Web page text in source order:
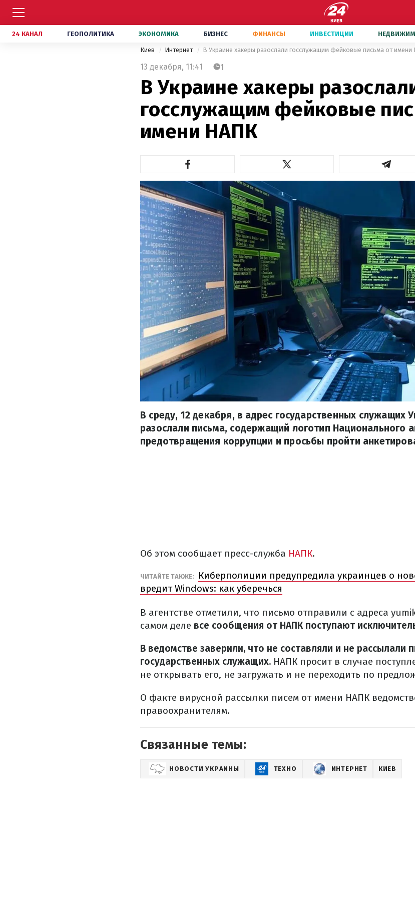
24 КАНАЛ ГЕОПОЛИТИКА ЭКОНОМИКА БИЗНЕС ФИНАНСЫ ИНВЕСТИЦИИ
Киев Интернет В Украине хакеры разослали госслужащим фейковые письма от
13 декабря, 11:41 1
В Украине хакеры
госслужащим фейковые
имени НАПК
В среду, 12 декабря, в адрес государственных служащих
разослали письма, содержащий логотип Национального
предотвращения коррупции и просьбы пройти
Об этом сообщает пресс-служба НАПК.
ЧИТАЙТЕ ТАКЖЕ:
Киберполиции предупредила украинцев о
вредит Windows: как уберечься
В агентстве отметили, что письмо отправили с адреса
самом деле все сообщения от НАПК поступают
В ведомстве заверили, что не составляли и не рассылали
государственных служащих. НАПК просит в случае
не открывать его, не загружать и не переходить по
О факте вирусной рассылки писем от имени НАПК
правоохранителям.
Связанные темы:
НОВОСТИ УКРАИНЫ ТЕХНО ИНТЕРНЕТ КИЕВ